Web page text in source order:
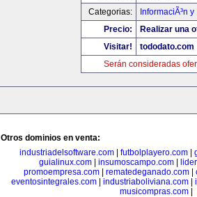
Categorias:
InformaciÃ³n
Precio:
Realizar una
Visitar!
tododato.com
Serán consideradas
Otros dominios en venta:
industriadelsoftware.com| futbolplayero.com|
guialinux.com
insumoscampo.com
promoempresa.com| rematedeganado.com|
eventosintegrales.com| industriaboliviana.com|
musicompras.com|